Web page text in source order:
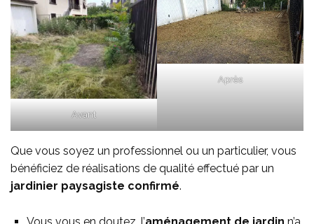
Avant
Après
Que vous soyez un professionnel ou un particulier, vous
bénéficiez de réalisations de qualité effectué par un
jardinier paysagiste confirmé.